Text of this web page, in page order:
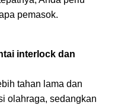
pemasok.
interlock dan
tahan lama dan
olahraga, sedangkan